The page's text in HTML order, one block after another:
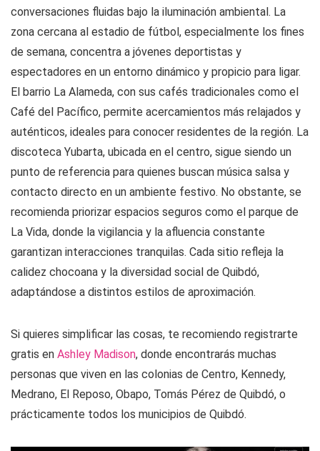
conversaciones fluidas bajo la iluminación ambiental. La
zona cercana al estadio de fútbol, especialmente los fines
de semana, concentra a jóvenes deportistas y
espectadores en un entorno dinámico y propicio para ligar.
El barrio La Alameda, con sus cafés tradicionales como el
Café del Pacífico, permite acercamientos más relajados y
auténticos, ideales para conocer residentes de la región. La
discoteca Yubarta, ubicada en el centro, sigue siendo un
punto de referencia para quienes buscan música salsa y
contacto directo en un ambiente festivo. No obstante, se
recomienda priorizar espacios seguros como el parque de
La Vida, donde la vigilancia y la afluencia constante
garantizan interacciones tranquilas. Cada sitio refleja la
calidez chocoana y la diversidad social de Quibdó,
adaptándose a distintos estilos de aproximación.
Si quieres simplificar las cosas, te recomiendo registrarte
gratis en Ashley Madison, donde encontrarás muchas
personas que viven en las colonias de Centro, Kennedy,
Medrano, El Reposo, Obapo, Tomás Pérez de Quibdó, o
prácticamente todos los municipios de Quibdó.